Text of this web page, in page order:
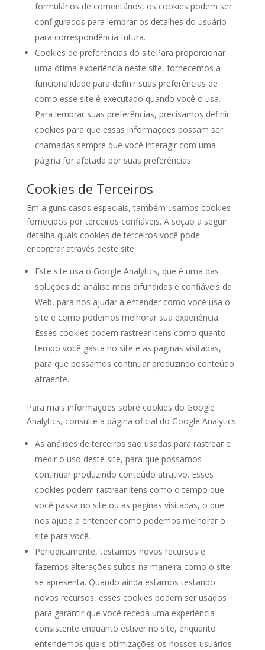
formulários de comentários, os cookies podem ser
configurados para lembrar os detalhes do usuário
para correspondência futura.
Cookies de preferências do sitePara proporcionar
uma ótima experiência neste site, fornecemos a
funcionalidade para definir suas preferências de
como esse site é executado quando você o usa.
Para lembrar suas preferências, precisamos definir
cookies para que essas informações possam ser
chamadas sempre que você interagir com uma
página for afetada por suas preferências.
Cookies de Terceiros
Em alguns casos especiais, também usamos cookies
fornecidos por terceiros confiáveis. A seção a seguir
detalha quais cookies de terceiros você pode
encontrar através deste site.
Este site usa o Google Analytics, que é uma das
soluções de análise mais difundidas e confiáveis ​​da
Web, para nos ajudar a entender como você usa o
site e como podemos melhorar sua experiência.
Esses cookies podem rastrear itens como quanto
tempo você gasta no site e as páginas visitadas,
para que possamos continuar produzindo conteúdo
atraente.
Para mais informações sobre cookies do Google
Analytics, consulte a página oficial do Google Analytics.
As análises de terceiros são usadas para rastrear e
medir o uso deste site, para que possamos
continuar produzindo conteúdo atrativo. Esses
cookies podem rastrear itens como o tempo que
você passa no site ou as páginas visitadas, o que
nos ajuda a entender como podemos melhorar o
site para você.
Periodicamente, testamos novos recursos e
fazemos alterações subtis na maneira como o site
se apresenta. Quando ainda estamos testando
novos recursos, esses cookies podem ser usados ​​
para garantir que você receba uma experiência
consistente enquanto estiver no site, enquanto
entendemos quais otimizações os nossos usuários